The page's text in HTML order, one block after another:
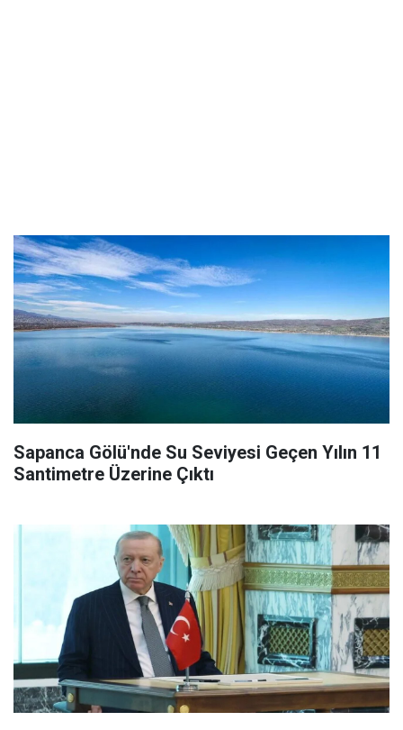
Sapanca Gölü'nde Su Seviyesi Geçen Yılın 11
Santimetre Üzerine Çıktı